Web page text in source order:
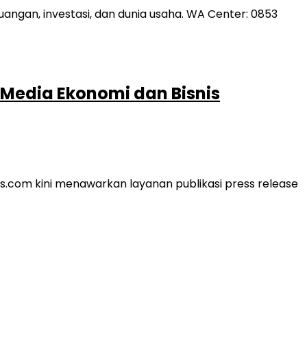
Ekonomi dan Bisnis
kini menawarkan layanan publikasi press release